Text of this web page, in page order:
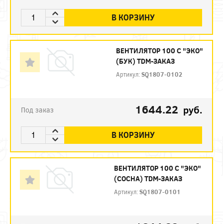
В КОРЗИНУ
ВЕНТИЛЯТОР 100 С "ЭКО"
(БУК) TDM-ЗАКАЗ
Артикул:SQ1807-0102
Под заказ 1644.22 руб.
В КОРЗИНУ
ВЕНТИЛЯТОР 100 С "ЭКО"
(СОСНА) TDM-ЗАКАЗ
Артикул:SQ1807-0101